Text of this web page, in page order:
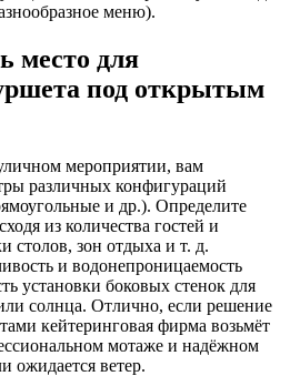
меню).
место для
под открытым
мероприятии, вам
различных конфигураций
и др.). Определите
из количества гостей и
столов, зон отдыха и т. д.
и водонепроницаемость
установки боковых стенок для
солнца. Отлично, если решение
кейтеринговая фирма возьмёт
мотаже и надёжном
ожидается ветер.